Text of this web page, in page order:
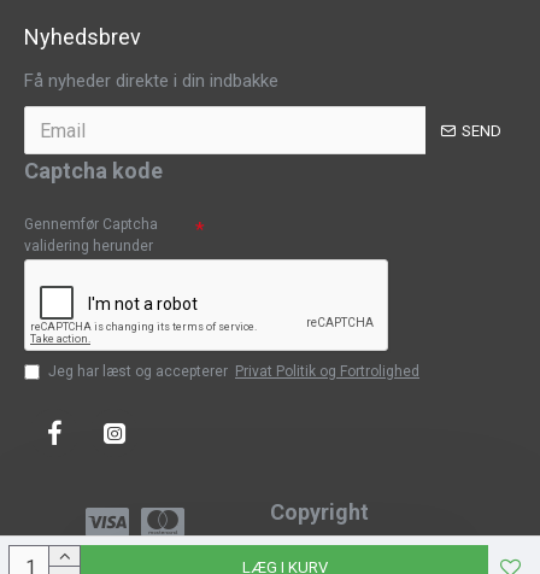
LÆG I KURV
Nyhedsbrev
Få nyheder direkte i din indbakke
SEND
Captcha kode
Gennemfør Captcha
validering herunder
Jeg har læst og accepterer Privat Politik og Fortrolighed
Copyright
Copyright © 2023, CPH-Classic